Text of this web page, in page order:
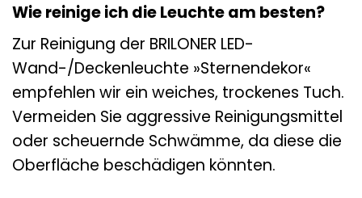
Wie reinige ich die Leuchte am besten?
Zur Reinigung der BRILONER LED-
Wand-/Deckenleuchte »Sternendekor«
empfehlen wir ein weiches, trockenes Tuch.
Vermeiden Sie aggressive Reinigungsmittel
oder scheuernde Schwämme, da diese die
Oberfläche beschädigen könnten.